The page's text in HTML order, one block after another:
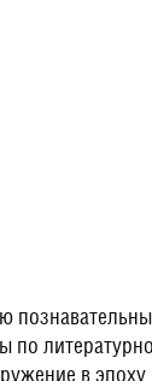
по
в эпоху